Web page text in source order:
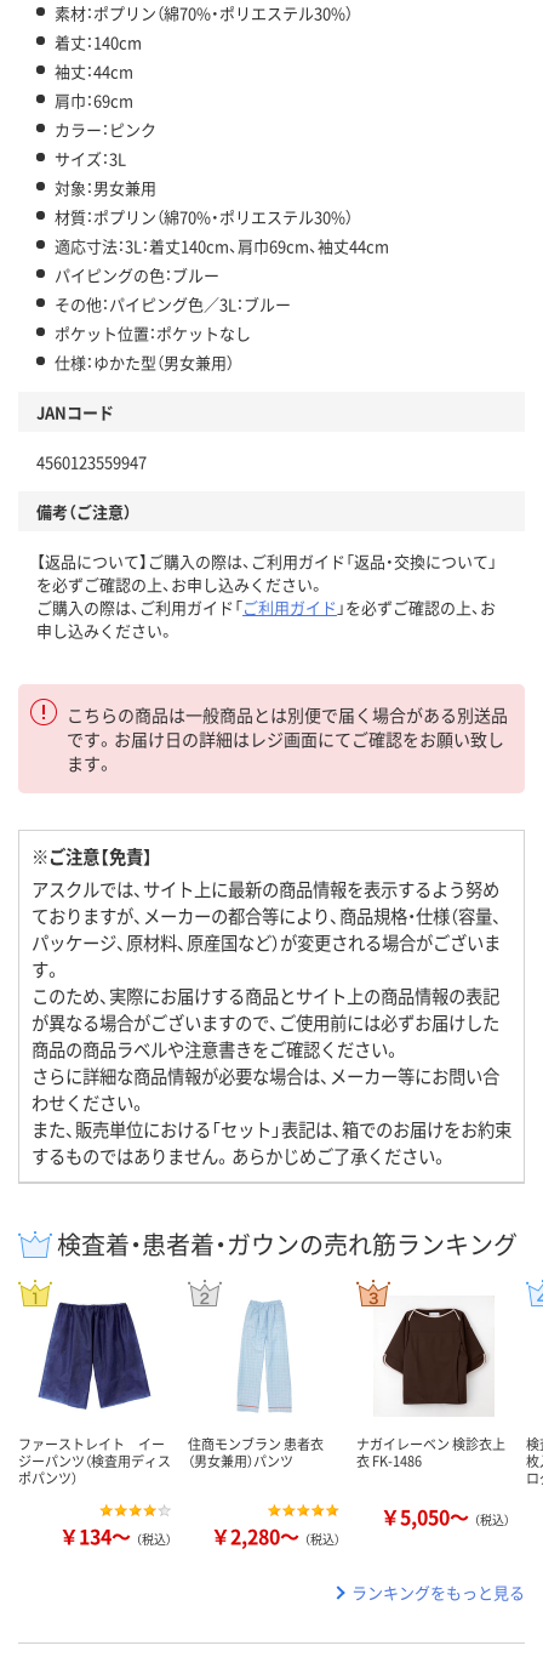
素材：ポプリン（綿70%・ポリエステル30%）
着丈：140cm
袖丈：44cm
肩巾：69cm
カラー：ピンク
サイズ：3L
対象：男女兼用
材質：ポプリン（綿70%・ポリエステル30%）
適応寸法：3L：着丈140cm、肩巾69cm、袖丈44cm
パイピングの色：ブルー
その他：パイピング色／3L：ブルー
ポケット位置：ポケットなし
仕様：ゆかた型（男女兼用）
JANコード
4560123559947
備考（ご注意）
【返品について】ご購入の際は、ご利用ガイド「返品・交換について」
を必ずご確認の上、お申し込みください。
ご購入の際は、ご利用ガイド「ご利用ガイド 」を必ずご確認の上、お
申し込みください。
こちらの商品は一般商品とは別便で届く場合がある別送品
です。お届け日の詳細はレジ画面にてご確認をお願い致し
ます。
※ご注意【免責】
アスクルでは、サイト上に最新の商品情報を表示するよう努め
ておりますが、メーカーの都合等により、商品規格・仕様（容量、
パッケージ、原材料、原産国など）が変更される場合がございま
す。
このため、実際にお届けする商品とサイト上の商品情報の表記
が異なる場合がございますので、ご使用前には必ずお届けした
商品の商品ラベルや注意書きをご確認ください。
さらに詳細な商品情報が必要な場合は、メーカー等にお問い合
わせください。
また、販売単位における「セット」表記は、箱でのお届けをお約束
するものではありません。あらかじめご了承ください。
検査着・患者着・ガウンの売れ筋ランキング
ファーストレイト イー
ジーパンツ（検査用ディス
ポパンツ）
￥134～ （税込）
住商モンブラン 患者衣
（男女兼用）パンツ
￥2,280～ （税込）
ナガイレーベン 検診衣上
衣 FK-1486
￥5,050～ （税込）
枚
ランキングをもっと見る